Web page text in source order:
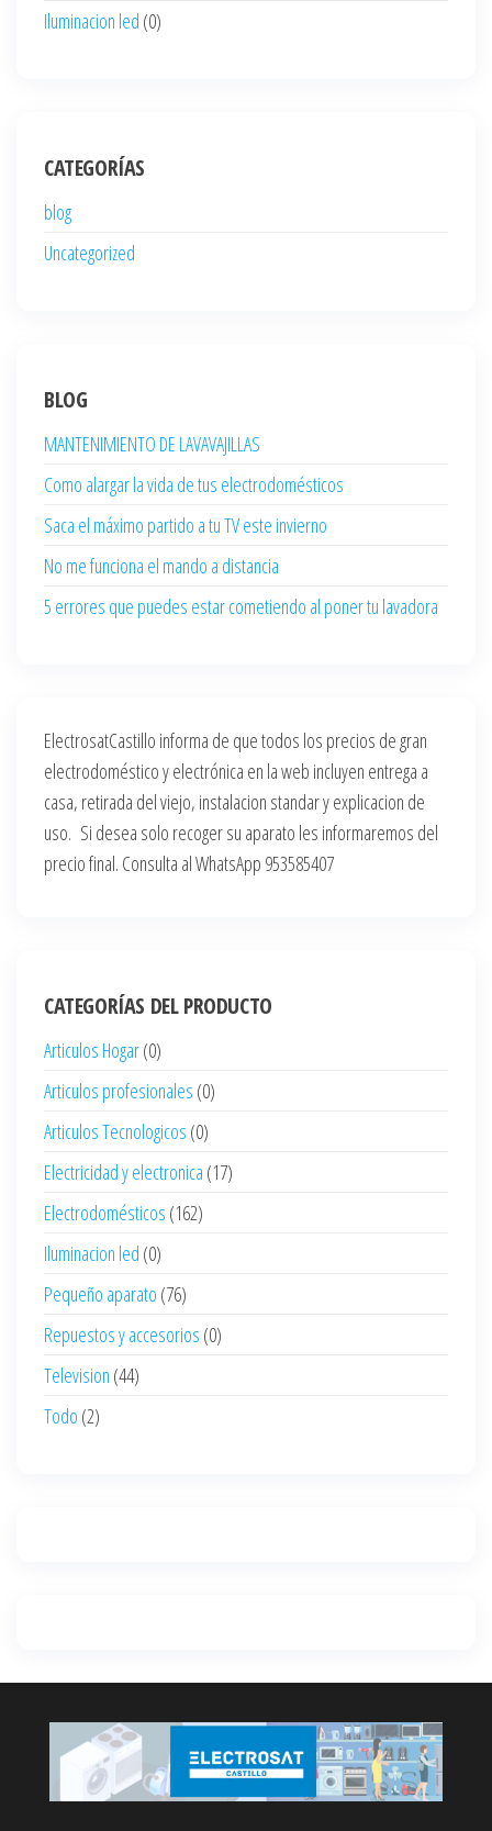
Iluminacion led (0)
CATEGORÍAS
blog
Uncategorized
BLOG
MANTENIMIENTO DE LAVAVAJILLAS
Como alargar la vida de tus electrodomésticos
Saca el máximo partido a tu TV este invierno
No me funciona el mando a distancia
5 errores que puedes estar cometiendo al poner tu lavadora
ElectrosatCastillo informa de que todos los precios de gran
electrodoméstico y electrónica en la web incluyen entrega a
casa, retirada del viejo, instalacion standar y explicacion de
uso. Si desea solo recoger su aparato les informaremos del
precio final. Consulta al WhatsApp 953585407
CATEGORÍAS DEL PRODUCTO
Articulos Hogar(0)
Articulos profesionales (0)
Articulos Tecnologicos (0)
Electricidad y electronica (17)
Electrodomésticos (162)
Iluminacion led (0)
Pequeño aparato (76)
Repuestos y accesorios (0)
Television (44)
Todo (2)